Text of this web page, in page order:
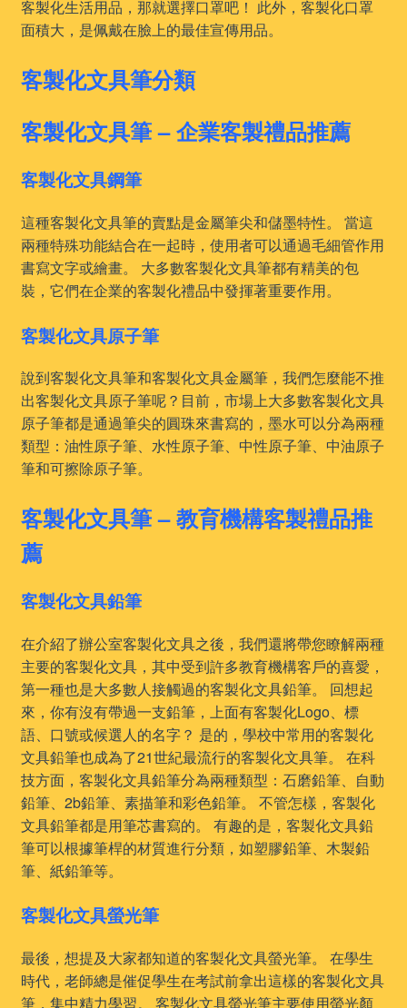
客製化生活用品，那就選擇口罩吧！ 此外，客製化口罩
面積大，是佩戴在臉上的最佳宣傳用品。
客製化文具筆分類
客製化文具筆 – 企業客製禮品推薦
客製化文具鋼筆
這種客製化文具筆的賣點是金屬筆尖和儲墨特性。 當這
兩種特殊功能結合在一起時，使用者可以通過毛細管作用
書寫文字或繪畫。 大多數客製化文具筆都有精美的包
裝，它們在企業的客製化禮品中發揮著重要作用。
客製化文具原子筆
說到客製化文具筆和客製化文具金屬筆，我們怎麼能不推
出客製化文具原子筆呢？目前，市場上大多數客製化文具
原子筆都是通過筆尖的圓珠來書寫的，墨水可以分為兩種
類型：油性原子筆、水性原子筆、中性原子筆、中油原子
筆和可擦除原子筆。
客製化文具筆 – 教育機構客製禮品推
薦
客製化文具鉛筆
在介紹了辦公室客製化文具之後，我們還將帶您瞭解兩種
主要的客製化文具，其中受到許多教育機構客戶的喜愛，
第一種也是大多數人接觸過的客製化文具鉛筆。 回想起
來，你有沒有帶過一支鉛筆，上面有客製化Logo、標
語、口號或候選人的名字？ 是的，學校中常用的客製化
文具鉛筆也成為了21世紀最流行的客製化文具筆。 在科
技方面，客製化文具鉛筆分為兩種類型：石磨鉛筆、自動
鉛筆、2b鉛筆、素描筆和彩色鉛筆。 不管怎樣，客製化
文具鉛筆都是用筆芯書寫的。 有趣的是，客製化文具鉛
筆可以根據筆桿的材質進行分類，如塑膠鉛筆、木製鉛
筆、紙鉛筆等。
客製化文具螢光筆
最後，想提及大家都知道的客製化文具螢光筆。 在學生
時代，老師總是催促學生在考試前拿出這樣的客製化文具
筆，集中精力學習。 客製化文具螢光筆主要使用螢光顏